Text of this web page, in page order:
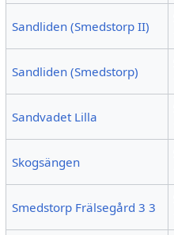
Sandliden (Smedstorp II)
Sandliden (Smedstorp)
Sandvadet Lilla
Skogsängen
Smedstorp Frälsegård 3 3